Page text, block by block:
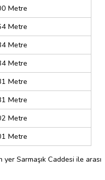
Metre
Metre
Metre
Metre
Metre
Metre
Metre
Metre
yer Sarmaşık Caddesi ile arası